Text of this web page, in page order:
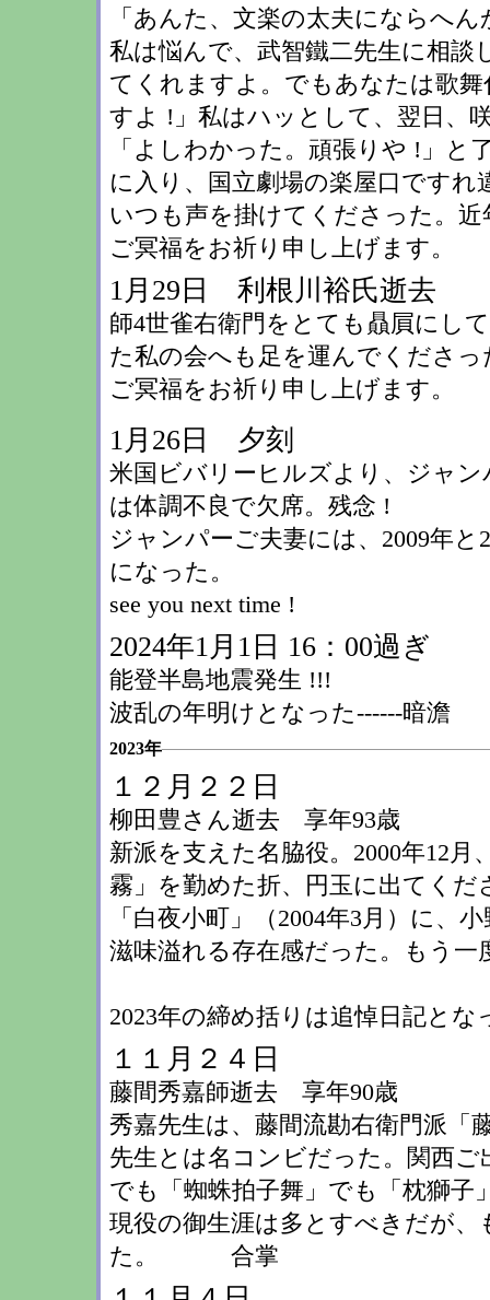
「あんた、文楽の太夫にならへ
私は悩んで、武智鐵二先生に相
てくれますよ。でもあなたは歌
すよ !」私はハッとして、翌日、
「よしわかった。頑張りや !」と
に入り、国立劇場の楽屋口です
いつも声を掛けてくださった。
ご冥福をお祈り申し上
1月29日 利根川裕氏逝去
師4世雀右衛門をとても贔屓にし
た私の会へも足を運んでくださっ
ご冥福をお祈り申し
1月26日 夕刻
米国ビバリーヒルズより、ジャ
は体調不良で欠席。残念 !
ジャンパーご夫妻には、2009年
になった。
see you next time !
2024年1月1日 16：00過ぎ
能登半島地震発生 !!!
波乱の年明けとなった------暗澹
2023年
１２月２２日
柳田豊さん逝去 享年93歳
新派を支えた名脇役。2000年12
霧」を勤めた折、円玉に出てく
「白夜小町」（2004年3月）に、
滋味溢れる存在感だった。もう
2023年の締め括りは追悼日記とな
１１月２４日
藤間秀嘉師逝去 享年90歳
秀嘉先生は、藤間流勘右衛門派「
先生とは名コンビだった。関西
でも「蜘蛛拍子舞」でも「枕獅
現役の御生涯は多とすべきだが
た。 合掌